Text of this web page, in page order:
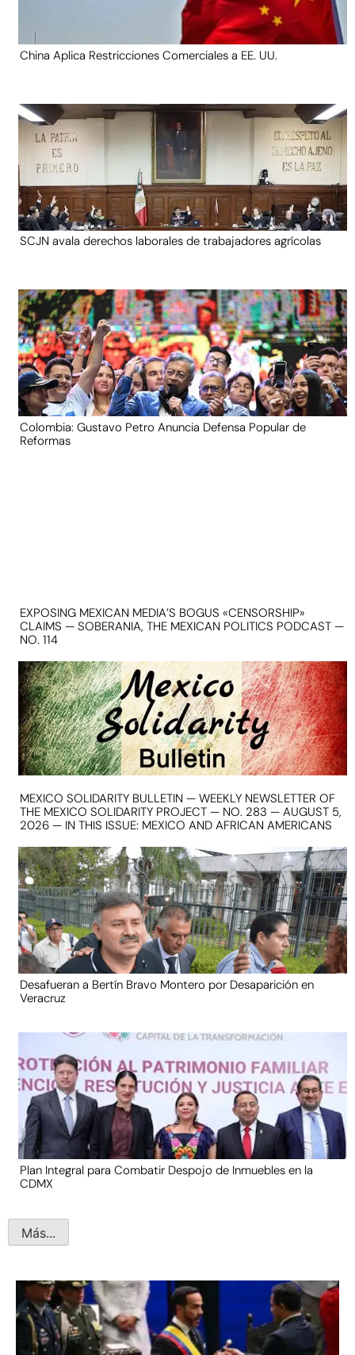
China Aplica Restricciones Comerciales a EE. UU.
SCJN avala derechos laborales de trabajadores agrícolas
Colombia: Gustavo Petro Anuncia Defensa Popular de
Reformas
EXPOSING MEXICAN MEDIA’S BOGUS «CENSORSHIP»
CLAIMS — SOBERANIA, THE MEXICAN POLITICS PODCAST —
NO. 114
MEXICO SOLIDARITY BULLETIN — WEEKLY NEWSLETTER OF
THE MEXICO SOLIDARITY PROJECT — NO. 283 — AUGUST 5,
2026 — IN THIS ISSUE: MEXICO AND AFRICAN AMERICANS
Desafueran a Bertín Bravo Montero por Desaparición en
Veracruz
Plan Integral para Combatir Despojo de Inmuebles en la
CDMX
Más...